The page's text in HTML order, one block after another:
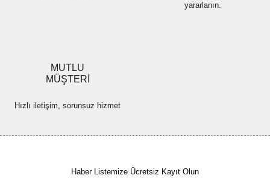
yararlanın.
MUTLU
MÜŞTERİ
Hızlı iletişim, sorunsuz hizmet
Haber Listemize Ücretsiz Kayıt Olun